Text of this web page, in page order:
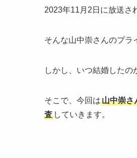
2023年11月2日に放送さ
そんな山中崇さんのプラ
しかし、いつ結婚したの
そこで、今回は山中崇さ
査 していきます。